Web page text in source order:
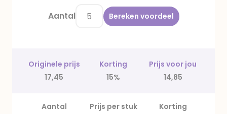
Aantal Bereken voordeel
Originele prijs Korting
Prijs voor jou
17,45
15% 14,85
Aantal Prijs per stuk
Korting